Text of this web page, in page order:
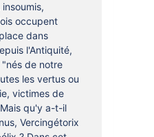
occupent
dans
l'Antiquité,
de notre
les vertus ou
victimes de
qu'y a-t-il
Vercingétorix